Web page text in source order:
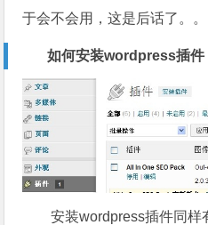
于会不会用，这是后话了。。
如何安装wordpress插件
安装wordpress插件同样